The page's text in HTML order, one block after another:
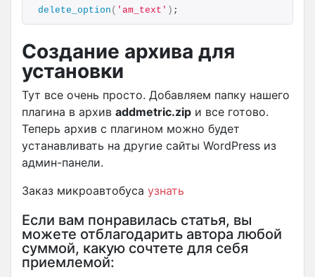
delete_option ( 'am_text' ) ;
Создание архива для
установки
Тут все очень просто. Добавляем папку нашего
плагина в архив addmetric.zip и все готово.
Теперь архив с плагином можно будет
устанавливать на другие сайты WordPress из
админ-панели.
Заказ микроавтобуса узнать
Если вам понравилась статья, вы
можете отблагодарить автора любой
суммой, какую сочтете для себя
приемлемой: